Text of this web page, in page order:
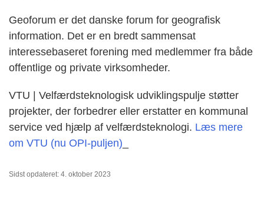
Geoforum er det danske forum for geografisk
information. Det er en bredt sammensat
interessebaseret forening med medlemmer fra både
offentlige og private virksomheder.
VTU | Velfærdsteknologisk udviklingspulje støtter
projekter, der forbedrer eller erstatter en kommunal
service ved hjælp af velfærdsteknologi. Læs mere
om VTU (nu OPI-puljen)
Sidst opdateret: 4. oktober 2023